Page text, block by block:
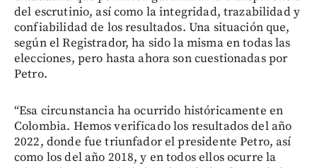
del escrutinio, así como la integridad, trazabilidad y
confiabilidad de los resultados. Una situación que,
según el Registrador, ha sido la misma en todas las
elecciones, pero hasta ahora son cuestionadas por
Petro.
“Esa circunstancia ha ocurrido históricamente en
Colombia. Hemos verificado los resultados del año
2022, donde fue triunfador el presidente Petro, así
como los del año 2018, y en todos ellos ocurre la